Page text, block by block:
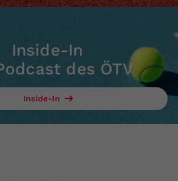
Inside-In
des ÖTV
Inside-In